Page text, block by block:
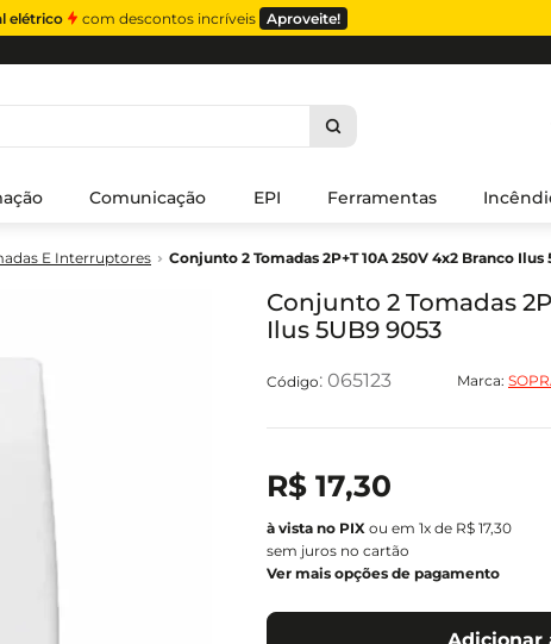
elétrico com descontos incríveis Aproveite!
Comunicação EPI Ferramentas
E Interruptores Conjunto 2 Tomadas 2P+T 10A 250V 4x2 Branco Ilus
Conjunto 2 Tomadas
Ilus 5UB9 9053
: 065123 Marca:
R$ 17,30
ou em 1x de R$ 17,30
sem juros no cartão
Ver mais opções de pagamento
1º
cabo
2º luminaria
3º tomada
4